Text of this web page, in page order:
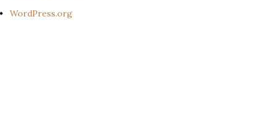
WordPress.org